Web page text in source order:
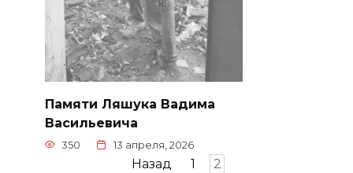
Памяти Ляшука Вадима
Васильевича
350 13 апреля, 2026
Назад 1 2